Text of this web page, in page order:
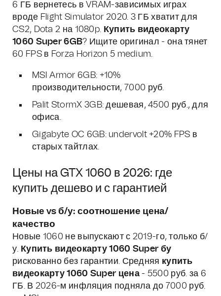
6 ГБ вернетесь в VRAM-зависимых играх
вроде Flight Simulator 2020. 3 ГБ хватит для
CS2, Dota 2 на 1080p. Купить видеокарту
1060 Super 6GB? Ищите оригинал - она тянет
60 FPS в Forza Horizon 5 medium.
MSI Armor 6GB: +10%
производительности, 7000 руб.
Palit StormX 3GB: дешевая, 4500 руб., для
офиса.
Gigabyte OC 6GB: undervolt +20% FPS в
старых тайтлах.
Цены на GTX 1060 в 2026: где
купить дешево и с гарантией
Новые vs б/у: соотношение цена/
качество
Новые 1060 не выпускают с 2019-го, только б/
у. Купить видеокарту 1060 Super бу
рискованно без гарантии. Средняя купить
видеокарту 1060 Super цена- 5500 руб. за 6
ГБ. В 2026-м инфляция подняла до 7000 руб.